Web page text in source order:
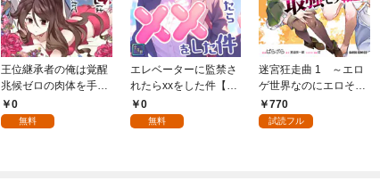
王位継承者の俺は覚醒
兆候ゼロの肉体を手に
入れて自由を謳歌す
る。1
0
無料
エレベーターに監禁さ
れたらxxをした件【全
年齢版】(1)
0
無料
迷宮狂走曲 1 ～エロ
ゲ世界なのにエロそっ
ちのけでひたすら最強
を目指すモブ転生者～
770
試読フル